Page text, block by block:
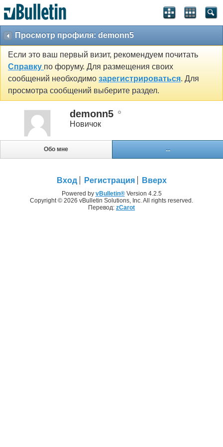
Просмотр профиля: demonn5
Если это ваш первый визит, рекомендуем почитать
Справку по форуму. Для размещения своих
сообщений необходимо зарегистрироваться. Для
просмотра сообщений выберите раздел.
demonn5
Новичок
Обо мне ...
Вход Регистрация Вверх
Powered by vBulletin®Version 4.2.5
Copyright © 2026 vBulletin Solutions, Inc. All rights reserved.
Перевод: zCarot